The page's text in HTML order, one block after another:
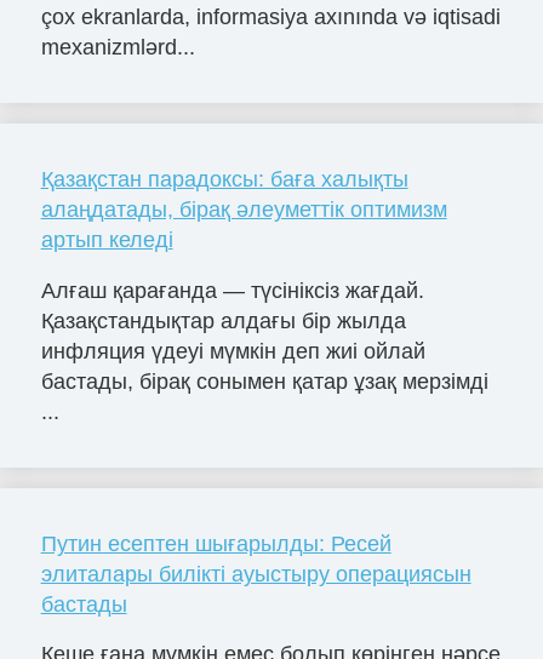
çox ekranlarda, informasiya axınında və iqtisadi
mexanizmlərd...
Қазақстан парадоксы: баға халықты
алаңдатады, бірақ әлеуметтік оптимизм
артып келеді
Алғаш қарағанда — түсініксіз жағдай.
Қазақстандықтар алдағы бір жылда
инфляция үдеуі мүмкін деп жиі ойлай
бастады, бірақ сонымен қатар ұзақ мерзімді
...
Путин есептен шығарылды: Ресей
элиталары билікті ауыстыру операциясын
бастады